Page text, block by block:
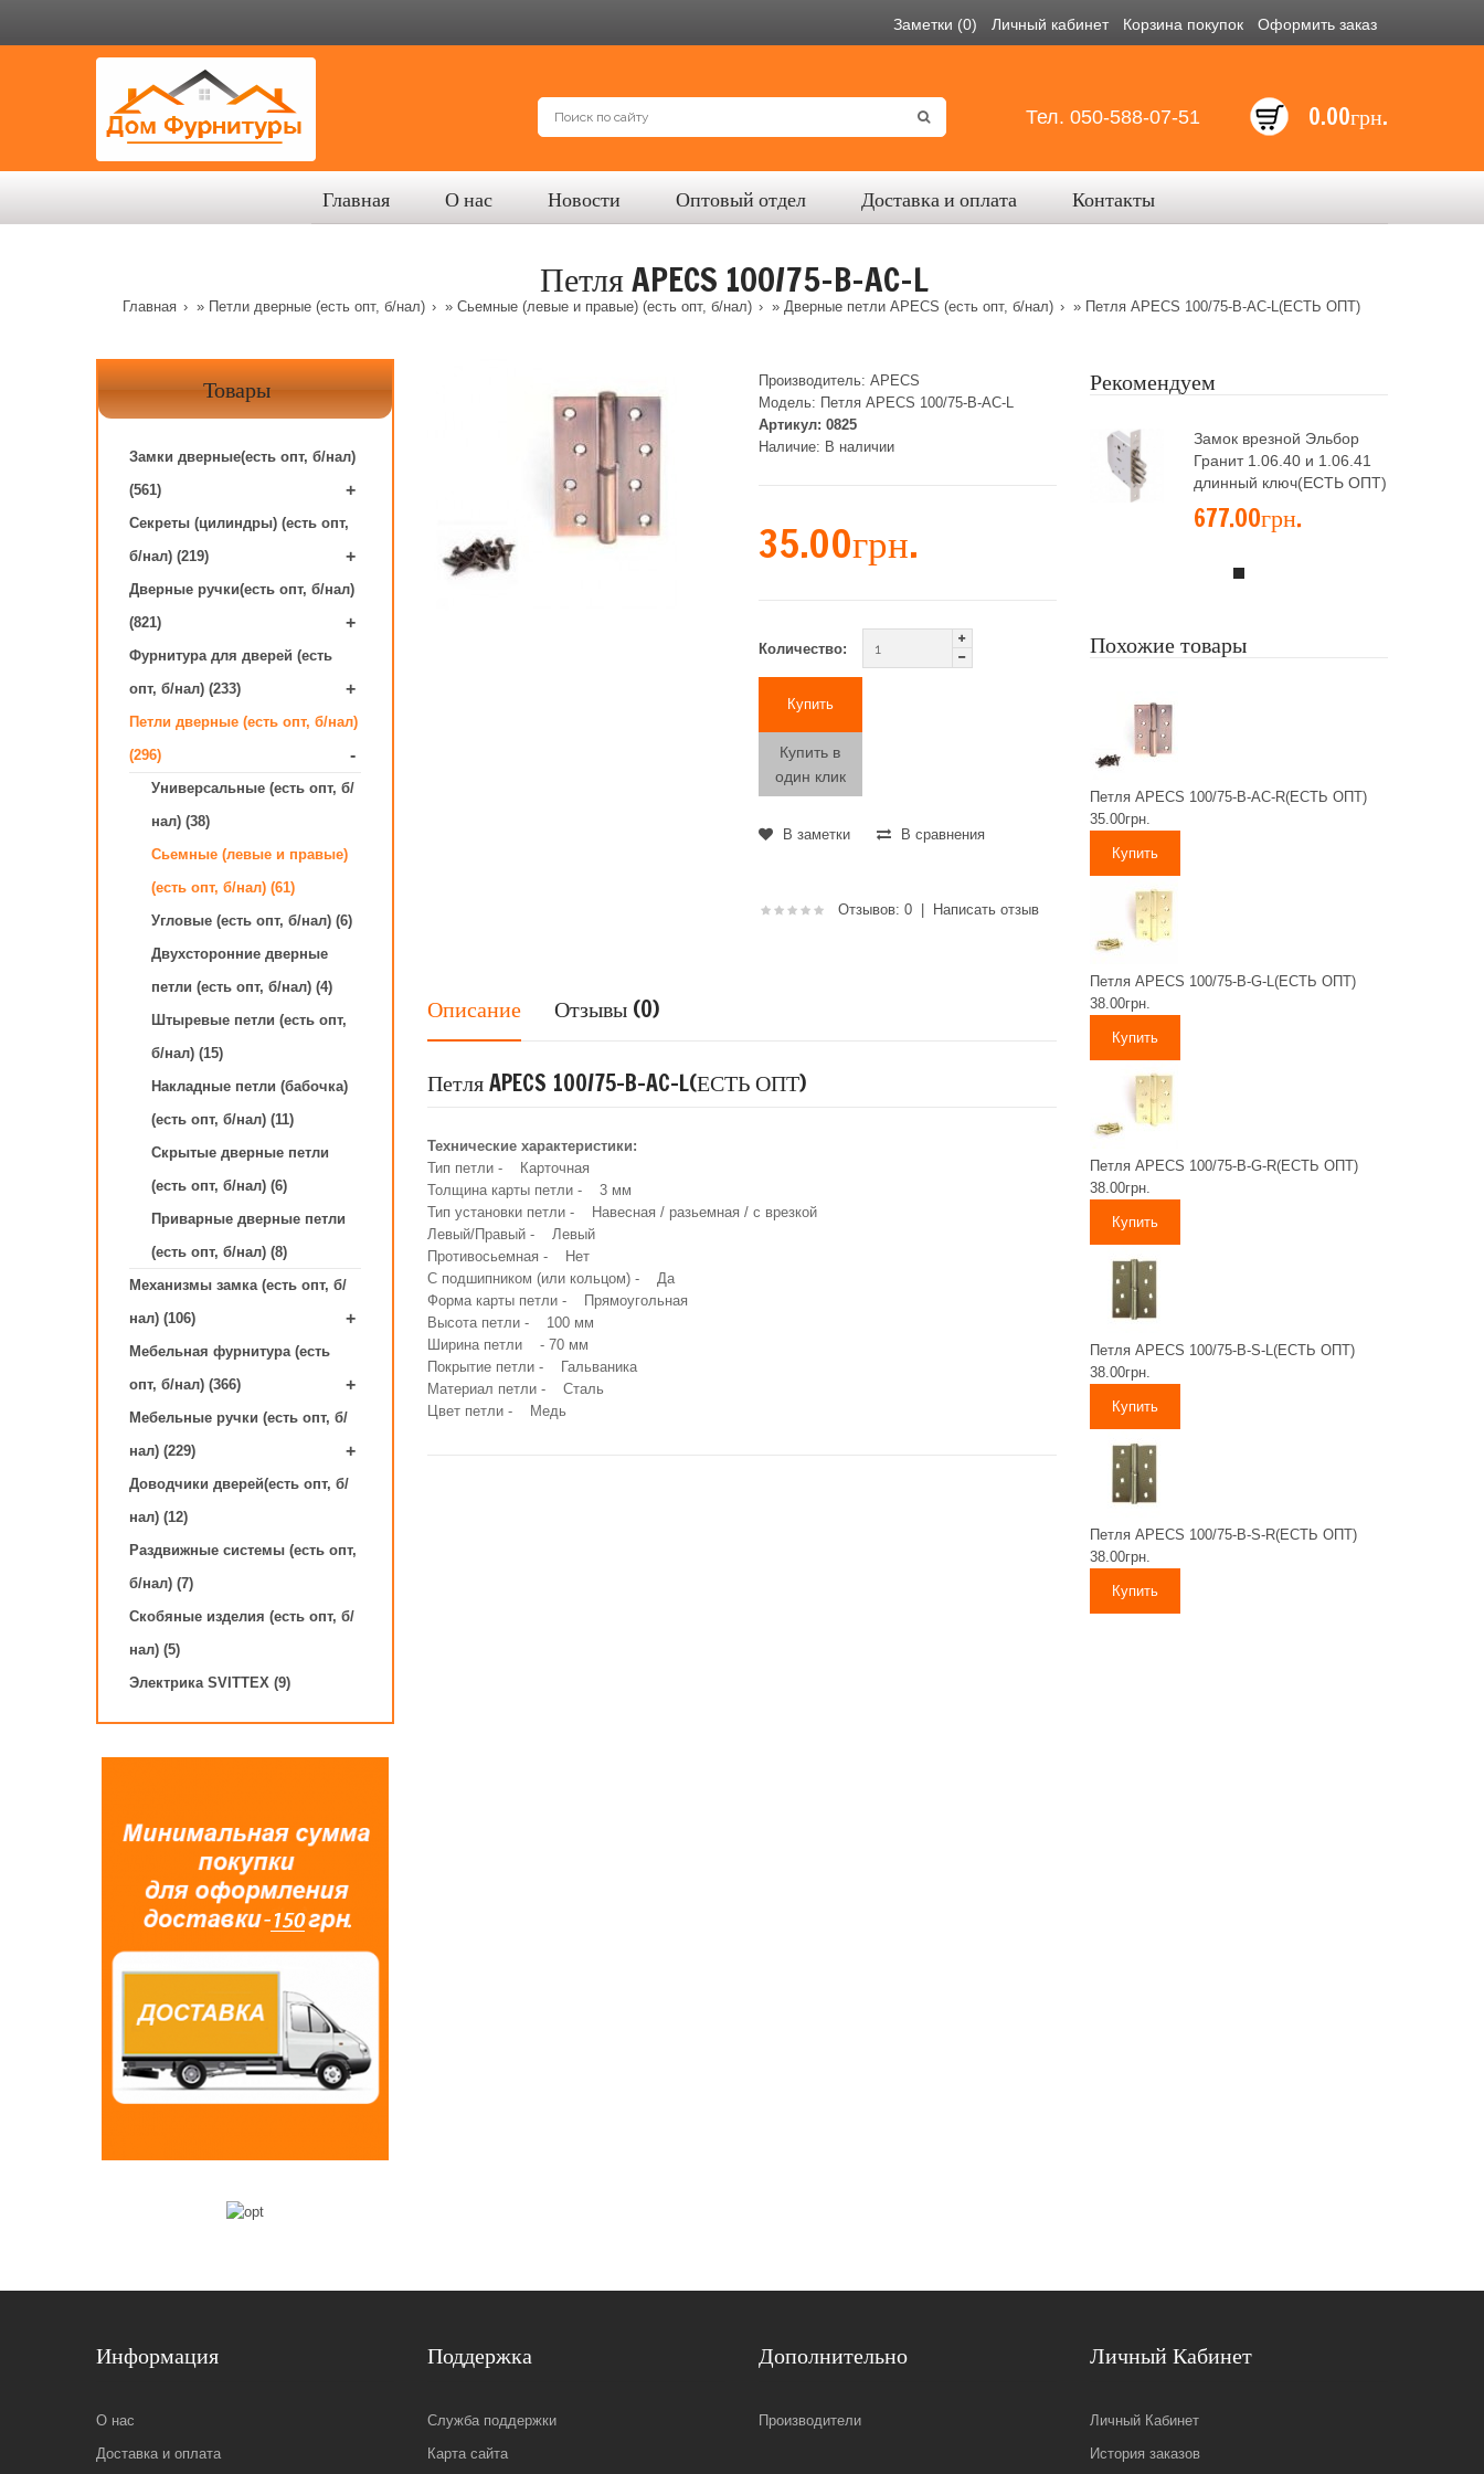
Заметки (0) Личный кабинет Корзина покупок Оформить заказ
Тел. 050-588-07-51 0.00грн.
Главная О нас Новости Оптовый отдел Доставка и оплата Контакты
Петля APECS 100/75-B-AC-L
Главная » Петли дверные (есть опт, б/нал) » Сьемные (левые и правые) (есть опт, б/нал) » Дверные петли APECS (есть опт, б/нал) » Петля APECS 100/75-B-AC-L(ЕСТЬ ОПТ)
Товары
Замки дверные(есть опт, б/нал)
(561)
+
Секреты (цилиндры) (есть опт,
б/нал) (219)
+
Дверные ручки(есть опт, б/нал)
(821)
+
Фурнитура для дверей (есть
опт, б/нал) (233)
+
Петли дверные (есть опт, б/нал)
(296)
-
Универсальные (есть опт, б/
нал) (38)
Сьемные (левые и правые)
(есть опт, б/нал) (61)
Угловые (есть опт, б/нал) (6)
Двухсторонние дверные
петли (есть опт, б/нал) (4)
Штыревые петли (есть опт,
б/нал) (15)
Накладные петли (бабочка)
(есть опт, б/нал) (11)
Скрытые дверные петли
(есть опт, б/нал) (6)
Приварные дверные петли
(есть опт, б/нал) (8)
Механизмы замка (есть опт, б/
нал) (106)
+
Мебельная фурнитура (есть
опт, б/нал) (366)
+
Мебельные ручки (есть опт, б/
нал) (229)
+
Доводчики дверей(есть опт, б/
нал) (12)
Раздвижные системы (есть опт,
б/нал) (7)
Скобяные изделия (есть опт, б/
нал) (5)
Электрика SVITTEX (9)
Производитель: APECS
Модель: Петля APECS 100/75-B-AC-L
Артикул: 0825
Наличие: В наличии
35.00грн.
Количество:
Купить в
один клик
В заметки В сравнения
Отзывов: 0| Написать отзыв
Описание Отзывы (0)
Петля APECS 100/75-B-AC-L(ЕСТЬ ОПТ)
Технические характеристики:
Тип петли - Карточная
Толщина карты петли - 3 мм
Тип установки петли - Навесная / разьемная / с врезкой
Левый/Правый - Левый
Противосьемная - Нет
С подшипником (или кольцом) - Да
Форма карты петли - Прямоугольная
Высота петли - 100 мм
Ширина петли - 70 мм
Покрытие петли - Гальваника
Материал петли - Сталь
Цвет петли - Медь
Рекомендуем
Замок врезной Эльбор
Гранит 1.06.40 и 1.06.41
длинный ключ(ЕСТЬ ОПТ)
677.00грн.
Похожие товары
Петля APECS 100/75-B-AC-R(ЕСТЬ ОПТ)
35.00грн.
Петля APECS 100/75-B-G-L(ЕСТЬ ОПТ)
38.00грн.
Петля APECS 100/75-B-G-R(ЕСТЬ ОПТ)
38.00грн.
Петля APECS 100/75-B-S-L(ЕСТЬ ОПТ)
38.00грн.
Петля APECS 100/75-B-S-R(ЕСТЬ ОПТ)
38.00грн.
Информация
О нас
Доставка и оплата
Поддержка
Служба поддержки
Карта сайта
Дополнительно
Производители
Личный Кабинет
Личный Кабинет
История заказов